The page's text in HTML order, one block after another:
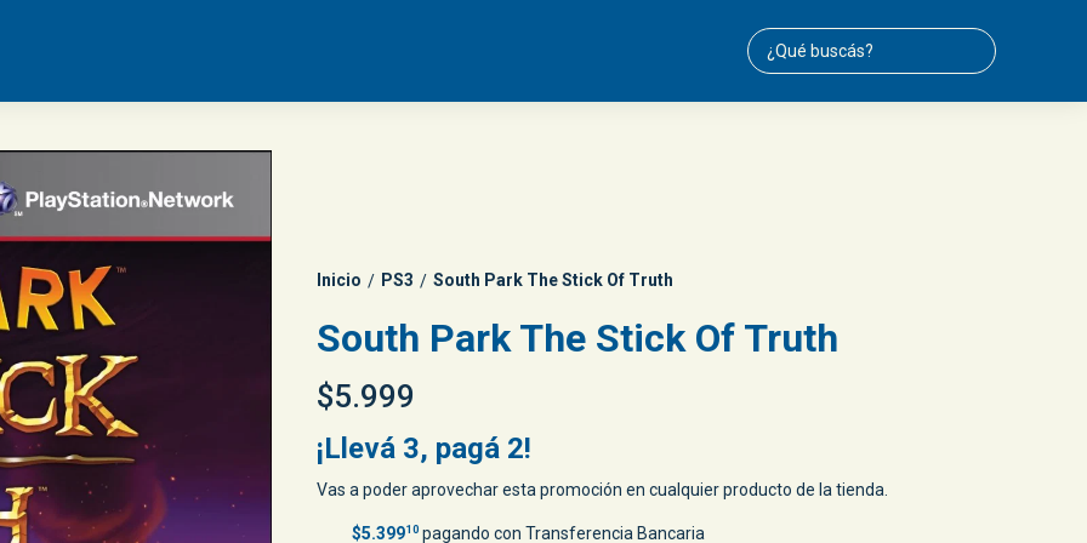
Inicio / PS3 / South Park The Stick Of Truth
South Park The Stick Of Truth
$5.999
¡Llevá 3, pagá 2!
Vas a poder aprovechar esta promoción en cualquier producto de la tienda.
$5.39910pagando con Transferencia Bancaria